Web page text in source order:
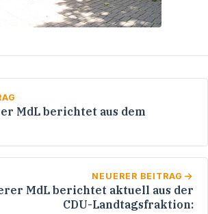
MdL berichtet aus dem
NEUERER BEITRAG
MdL berichtet aktuell aus der
CDU-Landtagsfraktion: